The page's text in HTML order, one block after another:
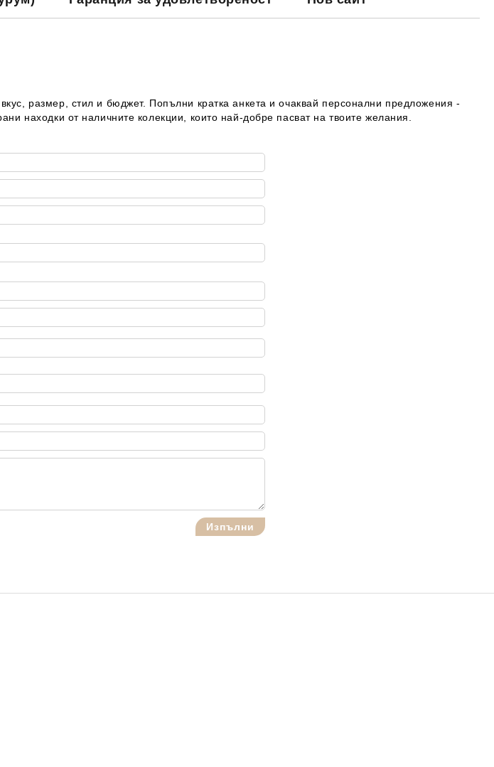
размер, стил и бюджет. Попълни кратка анкета и очаквай персонални предложения -
находки от наличните колекции, които най-добре пасват на твоите желания.